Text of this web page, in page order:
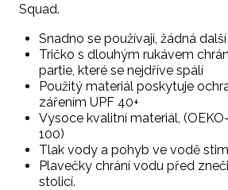
Squad.
Snadno se používají, žádná
Tričko s dlouhým rukávem
partie, které se nejdříve spálí
Použitý materiál poskytuje
zářením UPF 40+
Vysoce kvalitní materiál,
100)
Tlak vody a pohyb ve vodě
Plavečky chrání vodu před
stolicí.